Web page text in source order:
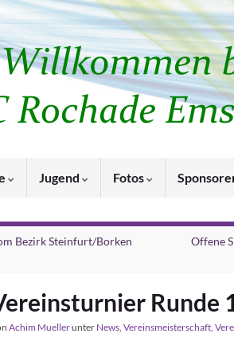
Jugend Fotos
Bezirk Steinfurt/Borken
Offene
Runde
Achim Muellerunter News, Vereinsmeisterschaft,